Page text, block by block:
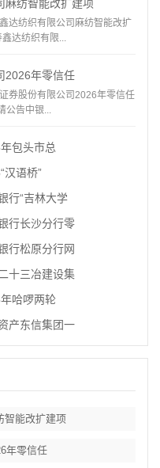
麻纺智能改扩建项
达纺织有限公司麻纺智能改扩
达纺织有限...
2026年零信任
券股份有限公司2026年零信任
公告中银...
包头市总
汉语桥”
行“吉林大学
行长沙分行零
行松原分行网
十三冶建设集
哈啰两轮
产东信集团一
智能改扩建项
年零信任